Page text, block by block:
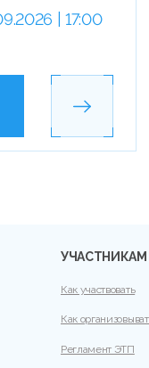
| 17:00
УЧАСТНИКАМ
Как участвовать
Как
Регламент ЭТП